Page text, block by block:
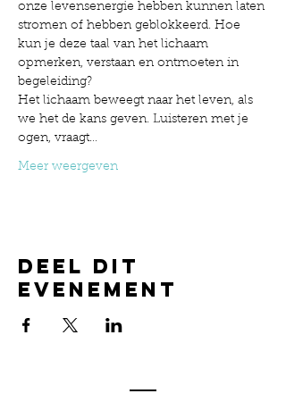
onze levensenergie hebben kunnen laten
stromen of hebben geblokkeerd. Hoe
kun je deze taal van het lichaam
opmerken, verstaan en ontmoeten in
begeleiding?
Het lichaam beweegt naar het leven, als
we het de kans geven. Luisteren met je
ogen, vraagt…
Meer weergeven
Deel dit
evenement